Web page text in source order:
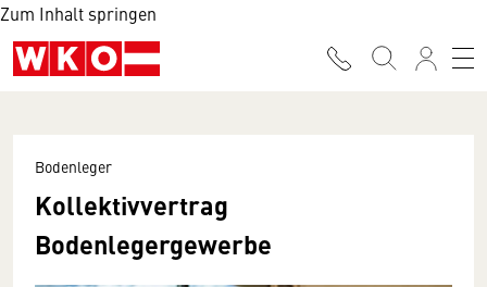
Zum Inhalt springen
Bodenleger
Kollektivvertrag
Bodenlegergewerbe